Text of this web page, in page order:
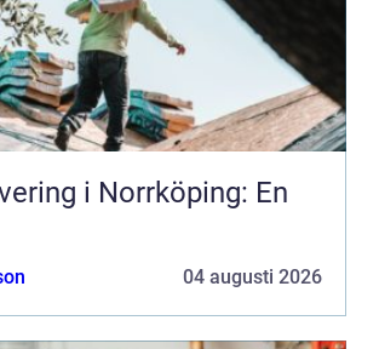
i Norrköping: En
04 augusti 2026